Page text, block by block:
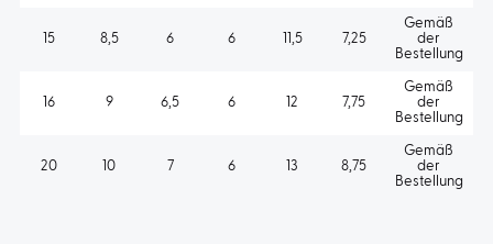
15 8,5 6 6 11,5 7,25
Gemäß
der
Bestellung
16 9 6,5 6 12 7,75
Gemäß
der
Bestellung
20 10 7 6 13 8,75
Gemäß
der
Bestellung